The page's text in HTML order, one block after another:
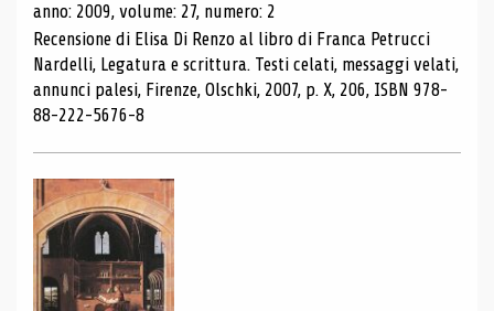
anno: 2009, volume: 27, numero: 2
Recensione di Elisa Di Renzo al libro di Franca Petrucci
Nardelli, Legatura e scrittura. Testi celati, messaggi velati,
annunci palesi, Firenze, Olschki, 2007, p. X, 206, ISBN 978-
88-222-5676-8